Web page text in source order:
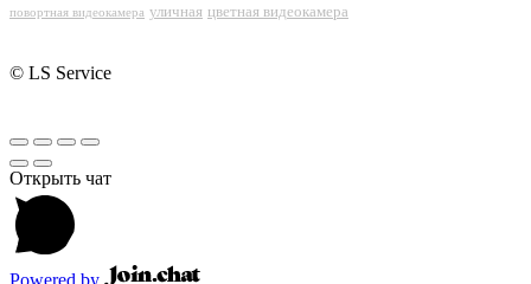
повортная видеокамера уличная цветная видеокамера
© LS Service
Открыть чат
Powered by